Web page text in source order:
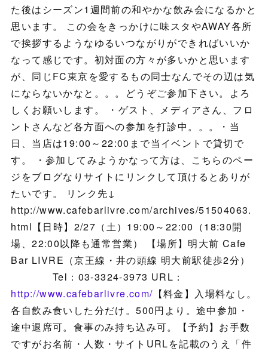
た後はシーズン1週間前の和やかな飲み会になるかと
思います。 この会をきっかけに味スタやAWAY各所
で挨拶するようなゆるいつながりができればいいか
なって感じです。初対面の方々が多いかと思います
が、同じFC東京を愛するもの同士なんでその辺は気
にならないかなと。。。どうぞご参加下さい。よろ
しくお願いします。 ・ゲスト、メディアさん、フロ
ントさんなど各方面への参加を打診中。。。・当
日、当店は19:00～22:00まで当イベントで貸切で
す。 ・参加してみようかなって方は、こちらのペー
ジをブログなりサイトにリンクして頂けるとありが
たいです。 リンク先↓
http://www.cafebarlivre.com/archives/51504063.
html【日時】2/27（土）19:00～22:00（18:30開
場、22:00以降も通常営業） 【場所】明大前 Cafe
Bar LIVRE（京王線・井の頭線 明大前駅徒歩2分）
Tel：03-3324-3973 URL：
http://www.cafebarlivre.com/ 【料金】入場料なし。
各自飲み食いした分だけ。500円より。途中参加・
途中退席可。食事のみ持ち込み可。【予約】お手数
ですがお名前・人数・サイトURLを記載のうえ「件